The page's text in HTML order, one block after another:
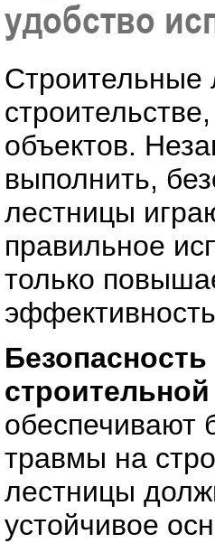
удобство
Строительные
объектов.
выполнить,
лестницы
правильное
только
обеспечивают
травмы на
лестницы
устойчивое